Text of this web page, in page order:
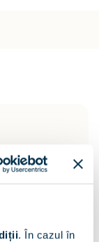
. În cazul în